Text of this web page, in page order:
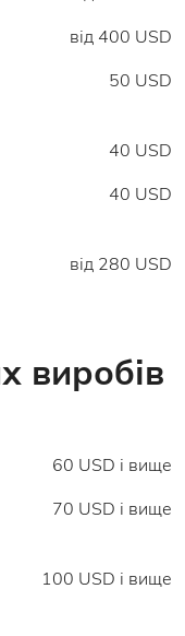
від 400 USD
50 USD
40 USD
40 USD
від 280 USD
виробів
60 USD і вище
70 USD і вище
100 USD і вище